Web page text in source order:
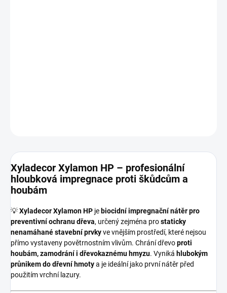
Xyladecor Xylamon HP – profesionální
hloubková impregnace proti škůdcům a
houbám
💡Xyladecor Xylamon HP je biocidní impregnační nátěr pro
preventivní ochranu dřeva, určený zejména prostaticky
nenamáhané stavební prvkyve vnějším prostředí, které nejsou
přímo vystaveny povětrnostním vlivům. Chrání dřevoproti
houbám, zamodrání i dřevokaznému hmyzu. Vyniká hlubokým
průnikem do dřevní hmotya je ideální jako první nátěr před
použitím vrchní lazury.